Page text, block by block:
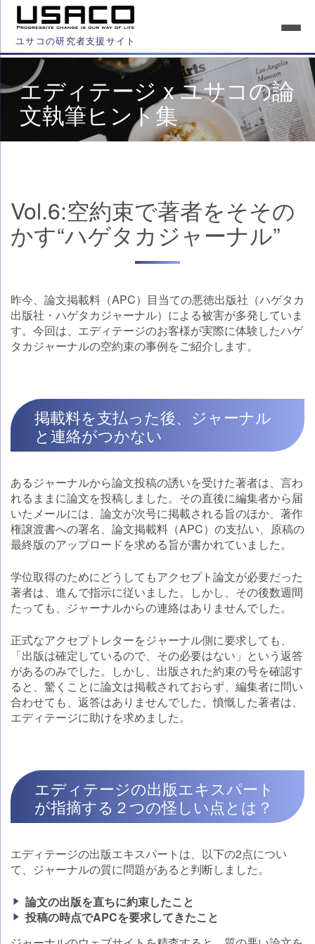
ユサコの研究者支援サイト
エディテージ x ユサコの論
文執筆ヒント集
Vol.6:空約束で著者をそその
かす“ハゲタカジャーナル”
昨今、論文掲載料（APC）目当ての悪徳出版社（ハゲタカ
出版社・ハゲタカジャーナル）による被害が多発していま
す。今回は、エディテージのお客様が実際に体験したハゲ
タカジャーナルの空約束の事例をご紹介します。
掲載料を支払った後、ジャーナル
と連絡がつかない
あるジャーナルから論文投稿の誘いを受けた著者は、言わ
れるままに論文を投稿しました。その直後に編集者から届
いたメールには、論文が次号に掲載される旨のほか、著作
権譲渡書への署名、論文掲載料（APC）の支払い、原稿の
最終版のアップロードを求める旨が書かれていました。
学位取得のためにどうしてもアクセプト論文が必要だった
著者は、進んで指示に従いました。しかし、その後数週間
たっても、ジャーナルからの連絡はありませんでした。
正式なアクセプトレターをジャーナル側に要求しても、
「出版は確定しているので、その必要はない」という返答
があるのみでした。しかし、出版された約束の号を確認す
ると、驚くことに論文は掲載されておらず、編集者に問い
合わせても、返答はありませんでした。憤慨した著者は、
エディテージに助けを求めました。
エディテージの出版エキスパート
が指摘する２つの怪しい点とは？
エディテージの出版エキスパートは、以下の2点につい
て、ジャーナルの質に問題があると判断しました。
論文の出版を直ちに約束したこと
投稿の時点でAPCを要求してきたこと